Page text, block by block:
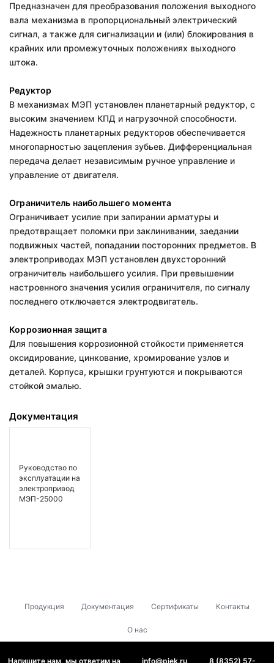
Предназначен для преобразования положения выходного
вала механизма в пропорциональный электрический
сигнал, а также для сигнализации и (или) блокирования в
крайних или промежуточных положениях выходного
штока.
Редуктор
В механизмах МЭП установлен планетарный редуктор, с
высоким значением КПД и нагрузочной способности.
Надежность планетарных редукторов обеспечивается
многопарностью зацепления зубьев. Дифференциальная
передача делает независимым ручное управление и
управление от двигателя.
Ограничитель наибольшего момента
Ограничивает усилие при запирании арматуры и
предотвращает поломки при заклинивании, заедании
подвижных частей, попадании посторонних предметов. В
электроприводах МЭП установлен двухсторонний
ограничитель наибольшего усилия. При превышении
настроенного значения усилия ограничителя, по сигналу
последнего отключается электродвигатель.
Коррозионная защита
Для повышения коррозионной стойкости применяется
оксидирование, цинкование, хромирование узлов и
деталей. Корпуса, крышки грунтуются и покрываются
стойкой эмалью.
Документация
Руководство по
эксплуатации на
электропривод
МЭП-25000
Продукция Документация Сертификаты Контакты
О нас
Напишите нам, мы ответим на info@piek.ru 8 (8352) 57-